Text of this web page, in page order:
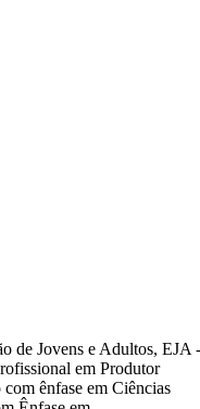
de Jovens e Adultos, EJA -
em Produtor
ênfase em Ciências